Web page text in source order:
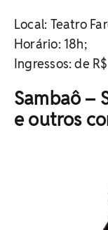
Local: Teatro
Horário: 18h;
Ingressos: de
Sambaô –
e outros